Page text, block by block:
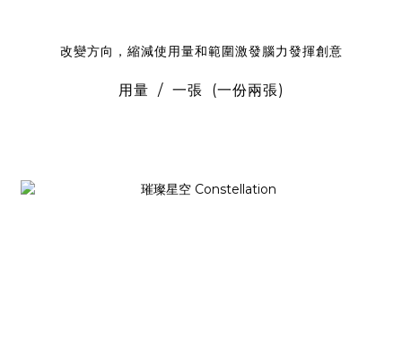
改變方向，縮減使用量和範圍激發腦力發揮創意
用量 / 一張 (一份兩張)